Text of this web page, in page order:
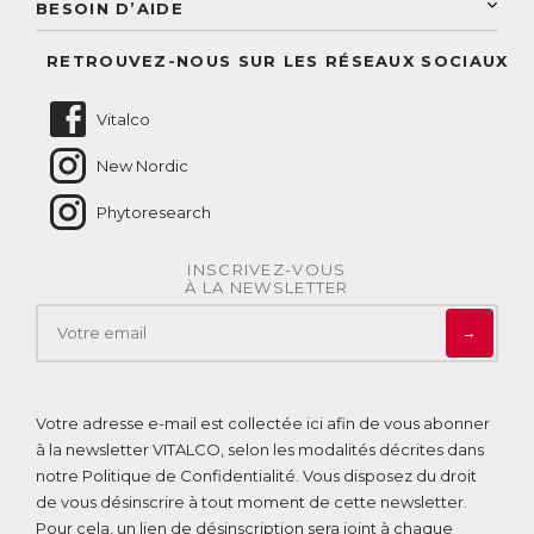
BESOIN D’AIDE
RETROUVEZ-NOUS SUR LES RÉSEAUX SOCIAUX
Vitalco
New Nordic
Phytoresearch
INSCRIVEZ-VOUS
À LA NEWSLETTER
→
Votre adresse e-mail est collectée ici afin de vous abonner
à la newsletter VITALCO, selon les modalités décrites dans
notre Politique de Confidentialité. Vous disposez du droit
de vous désinscrire à tout moment de cette newsletter.
Pour cela, un lien de désinscription sera joint à chaque